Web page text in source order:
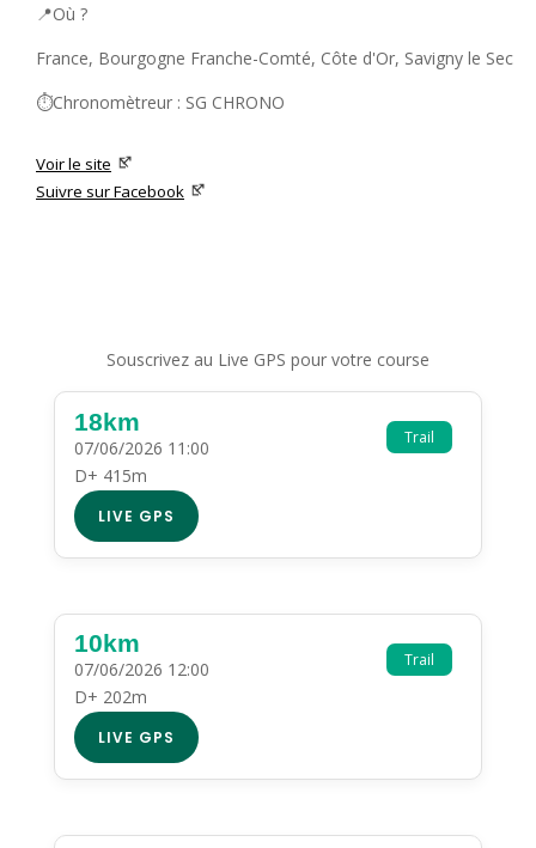
📍Où ?
France, Bourgogne Franche-Comté, Côte d'Or, Savigny le Sec
⏱️Chronomètreur : SG CHRONO
Voir le site
Suivre sur Facebook
Souscrivez au Live GPS pour votre course
Trail
18km
07/06/2026 11:00
D+ 415m
LIVE GPS
Trail
10km
07/06/2026 12:00
D+ 202m
LIVE GPS